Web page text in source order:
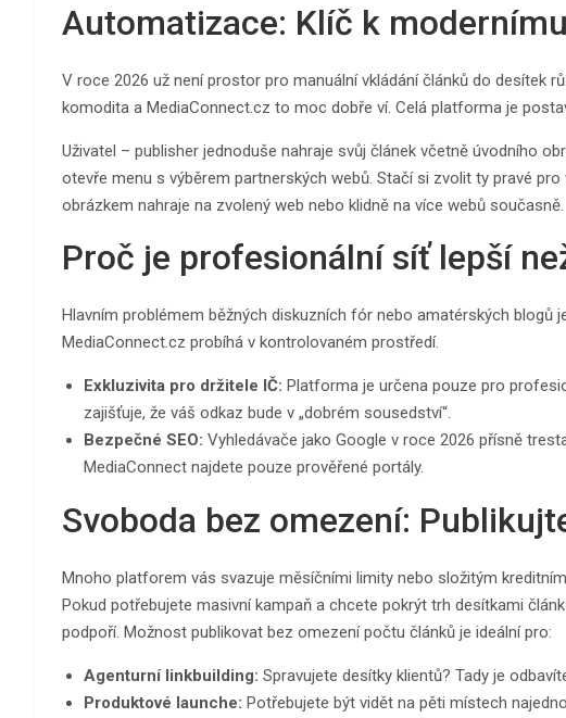
Automatizace: Klíč k
V roce 2026 už není prostor pro manuální vkládání článků do desítek
komodita a MediaConnect.cz to moc dobře ví. Celá platforma je
Uživatel – publisher jednoduše nahraje svůj článek včetně úvodního
otevře menu s výběrem partnerských webů. Stačí si zvolit ty pravé
obrázkem nahraje na zvolený web nebo klidně na více webů současně.
Proč je profesionální síť lepší
Hlavním problémem běžných diskuzních fór nebo amatérských blogů
MediaConnect.cz probíhá v kontrolovaném prostředí.
Exkluzivita pro držitele IČ: Platforma je určena pouze pro
zajišťuje, že váš odkaz bude v „dobrém sousedství“.
Bezpečné SEO: Vyhledávače jako Google v roce 2026 přísně
MediaConnect najdete pouze prověřené portály.
Svoboda bez omezení:
Mnoho platforem vás svazuje měsíčními limity nebo složitým
Pokud potřebujete masivní kampaň a chcete pokrýt trh desítkami
podpoří. Možnost publikovat bez omezení počtu článků je ideální pro:
Agenturní linkbuilding: Spravujete desítky klientů? Tady je
Produktové launche: Potřebujete být vidět na pěti místech